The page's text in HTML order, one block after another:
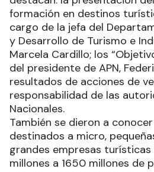
formación en destinos
cargo de la jefa del
y Desarrollo de Turismo e
Marcela Cardillo; los
del presidente de APN,
resultados de acciones de
responsabilidad de las
Nacionales.
También se dieron a
destinados a micro,
grandes empresas turísticas
millones a 1650 millones de